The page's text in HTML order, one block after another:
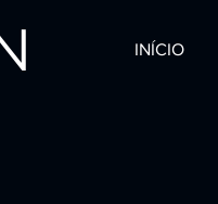
INÍCIO